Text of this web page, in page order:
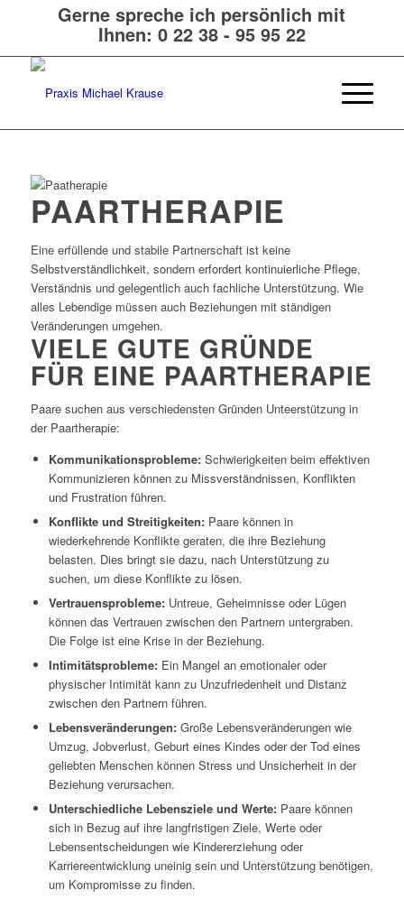
Gerne spreche ich persönlich mit
Ihnen: 0 22 38 - 95 95 22
PAARTHERAPIE
Eine erfüllende und stabile Partnerschaft ist keine
Selbstverständlichkeit, sondern erfordert kontinuierliche Pflege,
Verständnis und gelegentlich auch fachliche Unterstützung. Wie
alles Lebendige müssen auch Beziehungen mit ständigen
Veränderungen umgehen.
VIELE GUTE GRÜNDE
FÜR EINE PAARTHERAPIE
Paare suchen aus verschiedensten Gründen Unteerstützung in
der Paartherapie:
Kommunikationsprobleme:Schwierigkeiten beim effektiven
Kommunizieren können zu Missverständnissen, Konflikten
und Frustration führen.
Konflikte und Streitigkeiten:Paare können in
wiederkehrende Konflikte geraten, die ihre Beziehung
belasten. Dies bringt sie dazu, nach Unterstützung zu
suchen, um diese Konflikte zu lösen.
Vertrauensprobleme:Untreue, Geheimnisse oder Lügen
können das Vertrauen zwischen den Partnern untergraben.
Die Folge ist eine Krise in der Beziehung.
Intimitätsprobleme:Ein Mangel an emotionaler oder
physischer Intimität kann zu Unzufriedenheit und Distanz
zwischen den Partnern führen.
Lebensveränderungen:Große Lebensveränderungen wie
Umzug, Jobverlust, Geburt eines Kindes oder der Tod eines
geliebten Menschen können Stress und Unsicherheit in der
Beziehung verursachen.
Unterschiedliche Lebensziele und Werte:Paare können
sich in Bezug auf ihre langfristigen Ziele, Werte oder
Lebensentscheidungen wie Kindererziehung oder
Karriereentwicklung uneinig sein und Unterstützung benötigen,
um Kompromisse zu finden.